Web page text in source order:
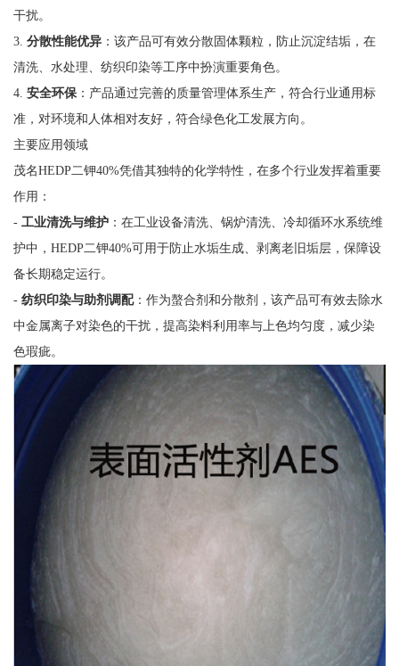
干扰。
3. 分散性能优异：该产品可有效分散固体颗粒，防止沉淀结垢，在
清洗、水处理、纺织印染等工序中扮演重要角色。
4. 安全环保：产品通过完善的质量管理体系生产，符合行业通用标
准，对环境和人体相对友好，符合绿色化工发展方向。
主要应用领域
茂名HEDP二钾40%凭借其独特的化学特性，在多个行业发挥着重要
作用：
- 工业清洗与维护：在工业设备清洗、锅炉清洗、冷却循环水系统维
护中，HEDP二钾40%可用于防止水垢生成、剥离老旧垢层，保障设
备长期稳定运行。
- 纺织印染与助剂调配：作为螯合剂和分散剂，该产品可有效去除水
中金属离子对染色的干扰，提高染料利用率与上色均匀度，减少染
色瑕疵。